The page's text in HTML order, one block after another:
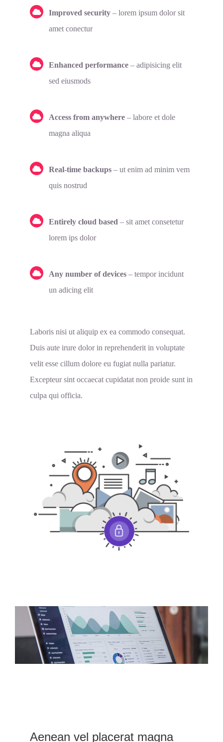
Improved security – lorem ipsum dolor sit
amet conectur
Enhanced performance – adipisicing elit
sed eiusmods
Access from anywhere – labore et dole
magna aliqua
Real-time backups – ut enim ad minim vem
quis nostrud
Entirely cloud based – sit amet consetetur
lorem ips dolor
Any number of devices – tempor incidunt
un adicing elit
Laboris nisi ut aliquip ex ea commodo consequat.
Duis aute irure dolor in reprehenderit in voluptate
velit esse cillum dolore eu fugiat nulla pariatur.
Excepteur sint occaecat cupidatat non proide sunt in
culpa qui officia.
Aenean vel placerat magna